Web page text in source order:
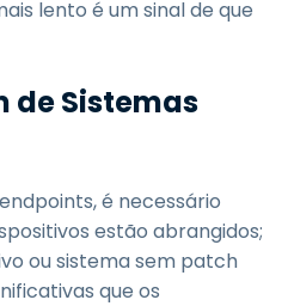
lento é um sinal de que
de Sistemas
é necessário
estão abrangidos;
ou sistema sem patch
que os